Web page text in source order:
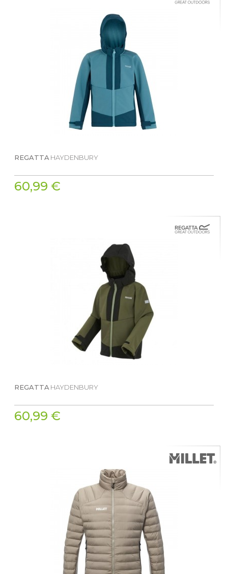
REGATTA HAYDENBURY
60,99 €
REGATTA HAYDENBURY
60,99 €